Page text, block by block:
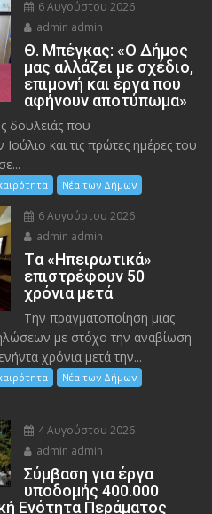
6 Αυγούστου 2026
admin admin
Θ. Μπέγκας: «Ο Δήμος
μας αλλάζει με σχέδιο,
επιμονή και έργα που
αφήνουν αποτύπωμα»
δουλειάς που
και τις πρώτες ημέρες του
Νέα των Δήμων
6 Αυγούστου 2026
admin admin
Tα «Ηπειρωτικά»
επιστρέφουν 50
χρόνια μετά
Την πραγματοποίηση μιας
με στόχο την αναβίωση
χρόνια μετά την...
Νέα των Δήμων
4 Αυγούστου 2026
admin admin
Σύμβαση για έργα
υποδομής 400.000
Ενότητα Περάματος